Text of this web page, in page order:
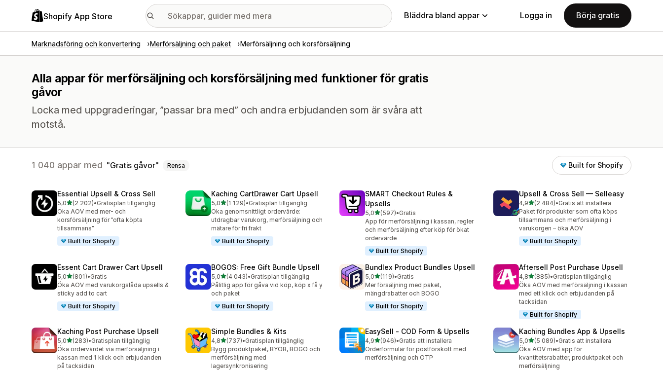
Shopify App Store Bläddra bland appar Logga in Börja gratis
Marknadsföring och konvertering Merförsäljning och paket Merförsäljning och korsförsäljning
Alla appar för merförsäljning och korsförsäljning med funktioner för gratis
gåvor
Locka med uppgraderingar, ”passar bra med” och andra erbjudanden som är svåra att
motstå.
1 040 appar med Gratis gåvor Rensa Built for Shopify
Essential Upsell & Cross Sell
5,0av 5 stjärnor
(2 202)
2202 recensioner totalt
•Gratisplan tillgänglig
Öka AOV med mer- och
korsförsäljning för ”ofta köpta
tillsammans”
Built for Shopify
Kaching CartDrawer Cart Upsell
5,0av 5 stjärnor
(1 129)
1129 recensioner totalt
•Gratisplan tillgänglig
Öka genomsnittligt ordervärde:
utdragbar varukorg, merförsäljning och
mätare för fri frakt
Built for Shopify
SMART Checkout Rules &
Upsells
5,0av 5 stjärnor
(597)
597 recensioner totalt
•Gratis
App för merförsäljning i kassan, regler
och merförsäljning efter köp för ökat
ordervärde
Built for Shopify
Upsell & Cross Sell — Selleasy
4,9av 5 stjärnor
(2 484)
2484 recensioner totalt
•Gratis att installera
Paket för produkter som ofta köps
tillsammans och merförsäljning i
varukorgen – öka AOV
Built for Shopify
Essent Cart Drawer Cart Upsell
5,0av 5 stjärnor
(801)
801 recensioner totalt
•Gratis
Öka AOV med varukorgslåda upsells &
sticky add to cart
Built for Shopify
BOGOS: Free Gift Bundle Upsell
5,0av 5 stjärnor
(4 043)
4043 recensioner totalt
•Gratisplan tillgänglig
Pålitlig app för gåva vid köp, köp x få y
och paket
Built for Shopify
Bundlex Product Bundles Upsell
5,0av 5 stjärnor
(119)
119 recensioner totalt
•Gratis
Mer försäljning med paket,
mängdrabatter och BOGO
Built for Shopify
Aftersell Post Purchase Upsell
4,8av 5 stjärnor
(885)
885 recensioner totalt
•Gratisplan tillgänglig
Öka AOV med merförsäljning i kassan
med ett klick och erbjudanden på
tacksidan
Built for Shopify
Kaching Post Purchase Upsell
5,0av 5 stjärnor
(283)
283 recensioner totalt
•Gratisplan tillgänglig
Öka ordervärdet via merförsäljning i
kassan med 1 klick och erbjudanden
på tacksidan
Simple Bundles & Kits
4,8av 5 stjärnor
(737)
737 recensioner totalt
•Gratisplan tillgänglig
Bygg produktpaket, BYOB, BOGO och
merförsäljning med
lagersynkronisering
EasySell ‑ COD Form & Upsells
4,9av 5 stjärnor
(946)
946 recensioner totalt
•Gratis att installera
Orderformulär för postförskott med
merförsäljning och OTP
Kaching Bundles App & Upsells
5,0av 5 stjärnor
(5 089)
5089 recensioner totalt
•Gratis att installera
Öka AOV med app för
kvantitetsrabatter, produktpaket och
merförsäljning